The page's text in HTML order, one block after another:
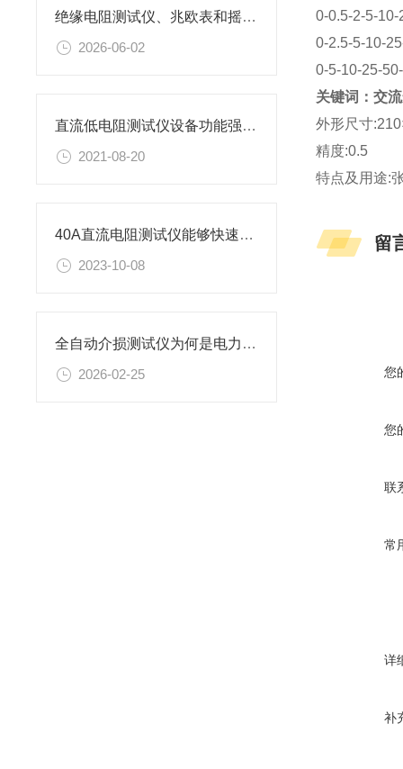
绝缘电阻测试仪、兆欧表和摇表的有啥不同？
2026-06-02
直流低电阻测试仪设备功能强悍，作用*
2021-08-20
40A直流电阻测试仪能够快速、准确地测量电阻值
2023-10-08
全自动介损测试仪为何是电力设备检测的关键？
2026-02-25
0-0.5-2-5-10-
0-2.5-5-10-
0-5-10-25-
关键词：交
外形尺寸
精度:0.5
特点及用途:
留
您
您
联
常
详
补